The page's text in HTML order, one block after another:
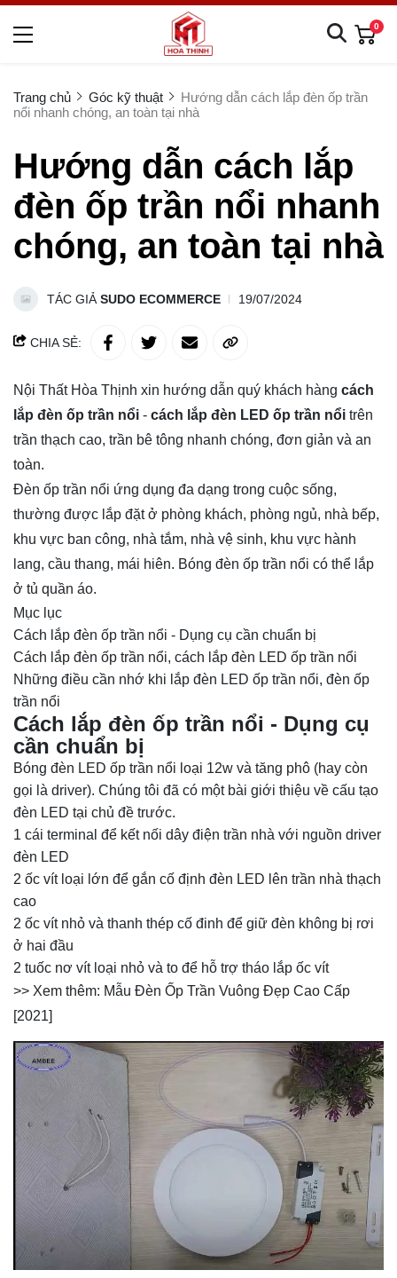
0
Trang chủ Góc kỹ thuật
Hướng dẫn cách lắp đèn ốp trần
nổi nhanh chóng, an toàn tại nhà
Hướng dẫn cách lắp
đèn ốp trần nổi nhanh
chóng, an toàn tại nhà
TÁC GIẢ SUDO ECOMMERCE 19/07/2024
CHIA SẺ:
Nội Thất Hòa Thịnh xin hướng dẫn quý khách hàng cách
lắp đèn ốp trần nổi - cách lắp đèn LED ốp trần nổi trên
trần thạch cao, trần bê tông nhanh chóng, đơn giản và an
toàn.
Đèn ốp trần nổi ứng dụng đa dạng trong cuộc sống,
thường được lắp đặt ở phòng khách, phòng ngủ, nhà bếp,
khu vực ban công, nhà tắm, nhà vệ sinh, khu vực hành
lang, cầu thang, mái hiên. Bóng đèn ốp trần nổi có thể lắp
ở tủ quần áo.
Mục lục
Cách lắp đèn ốp trần nổi - Dụng cụ cần chuẩn bị
Cách lắp đèn ốp trần nổi, cách lắp đèn LED ốp trần nổi
Những điều cần nhớ khi lắp đèn LED ốp trần nổi, đèn ốp
trần nổi
Cách lắp đèn ốp trần nổi - Dụng cụ
cần chuẩn bị
Bóng đèn LED ốp trần nổi loại 12w và tăng phô (hay còn
gọi là driver). Chúng tôi đã có một bài giới thiệu về cấu tạo
đèn LED tại chủ đề trước.
1 cái terminal để kết nối dây điện trần nhà với nguồn driver
đèn LED
2 ốc vít loại lớn để gắn cố định đèn LED lên trần nhà thạch
cao
2 ốc vít nhỏ và thanh thép cố đinh để giữ đèn không bị rơi
ở hai đầu
2 tuốc nơ vít loại nhỏ và to để hỗ trợ tháo lắp ốc vít
>> Xem thêm: Mẫu Đèn Ốp Trần Vuông Đẹp Cao Cấp
[2021]